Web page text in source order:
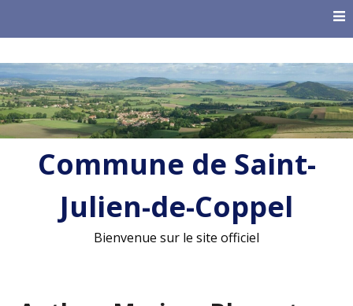
Commune de Saint-
Julien-de-Coppel
Bienvenue sur le site officiel